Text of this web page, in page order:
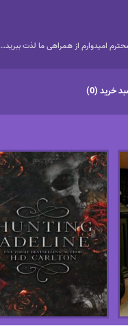
امیدوارم از همراهی ما لذت ببرید…
خرید (0)